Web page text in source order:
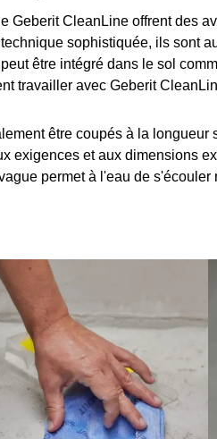
Geberit CleanLine offrent des
sophistiquée, ils sont
être intégré dans le sol
travailler avec Geberit
être coupés à la longueur
exigences et aux dimensions
permet à l'eau de s'écouler